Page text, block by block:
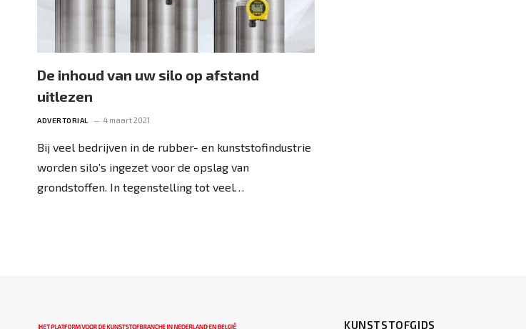
De inhoud van uw silo op afstand
uitlezen
ADVERTORIAL 4 maart 2021
Bij veel bedrijven in de rubber- en kunststofindustrie
worden silo’s ingezet voor de opslag van
grondstoffen. In tegenstelling tot veel…
KUNSTSTOFGIDS